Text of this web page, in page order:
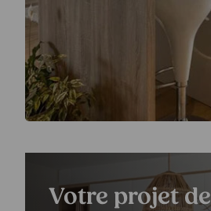
Votre projet